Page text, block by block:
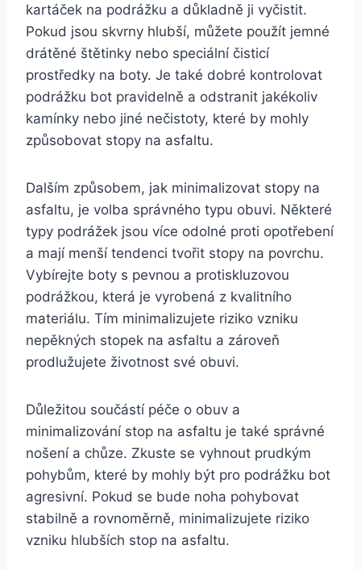
‌kartáček na ⁤podrážku a důkladně ji vyčistit.
Pokud jsou skvrny ‍hlubší, můžete použít jemné⁣
drátěné štětinky nebo speciální​ čisticí
prostředky ⁣na boty. Je také dobré ⁢kontrolovat
podrážku‌ bot pravidelně a⁤ odstranit jakékoliv
kamínky⁢ nebo jiné nečistoty,⁤ které⁤ by mohly
způsobovat stopy na asfaltu.
Dalším​ způsobem, jak minimalizovat stopy na
asfaltu,⁢ je​ volba ‌správného typu obuvi. Některé
typy ‌podrážek‍ jsou více odolné ⁤proti ⁤opotřebení
a mají ‌menší tendenci tvořit stopy na povrchu.
Vybírejte boty ​s pevnou ⁢a protiskluzovou
podrážkou, ⁣která ‍je vyrobená z kvalitního
⁣materiálu.​ Tím minimalizujete riziko vzniku ​
nepěkných stopek⁢ na asfaltu​ a zároveň
prodlužujete⁢ životnost své obuvi.
Důležitou součástí péče o obuv a
minimalizování stop na asfaltu je také ‌správné
nošení ⁤a chůze.‍ Zkuste se‌ vyhnout prudkým
pohybům, ⁣které by⁤ mohly být pro podrážku bot
agresivní. ⁤Pokud se⁣ bude‍ noha pohybovat
stabilně a ⁣rovnoměrně, ‍minimalizujete riziko
vzniku hlubších⁢ stop na⁤ asfaltu.